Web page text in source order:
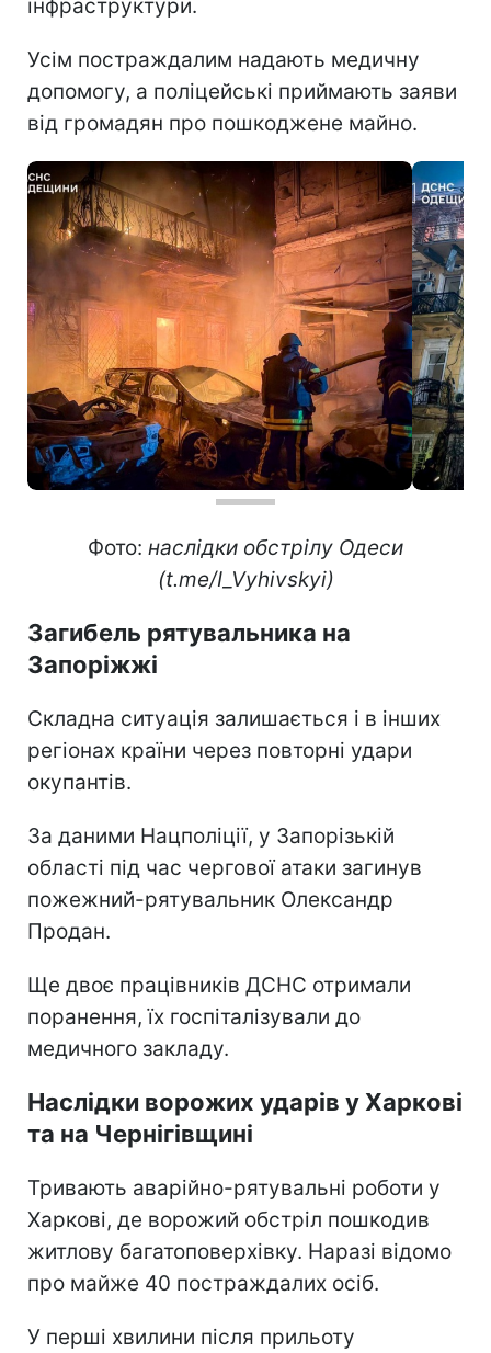
інфраструктури.
Усім постраждалим надають медичну
допомогу, а поліцейські приймають заяви
від громадян про пошкоджене майно.
Фото: наслідки обстрілу Одеси
(t.me/I_Vyhivskyi)
Загибель рятувальника на
Запоріжжі
Складна ситуація залишається і в інших
регіонах країни через повторні удари
окупантів.
За даними Нацполіції, у Запорізькій
області під час чергової атаки загинув
пожежний-рятувальник Олександр
Продан.
Ще двоє працівників ДСНС отримали
поранення, їх госпіталізували до
медичного закладу.
Наслідки ворожих ударів у Харкові
та на Чернігівщині
Тривають аварійно-рятувальні роботи у
Харкові, де ворожий обстріл пошкодив
житлову багатоповерхівку. Наразі відомо
про майже 40 постраждалих осіб.
У перші хвилини після прильоту